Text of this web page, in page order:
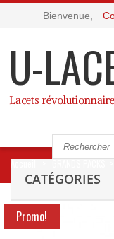
Bienvenue,
U-
Lacets
CATÉGORIES
Accueil > GRANDS PACKS >
Promo!